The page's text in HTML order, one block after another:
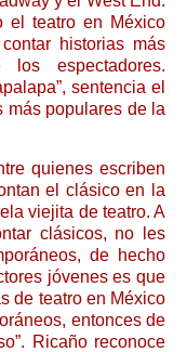
el teatro en México
historias más
espectadores.
sentencia el
más populares de la
quienes escriben
el clásico en la
viejita de teatro. A
clásicos, no les
de hecho
jóvenes es que
de teatro en México
entonces de
Ricaño reconoce